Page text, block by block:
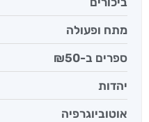
מתח ופעולה
ספרים ב-₪50
יהדות
אוטוביוגרפיה